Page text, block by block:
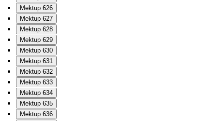
Mektup 626
Mektup 627
Mektup 628
Mektup 629
Mektup 630
Mektup 631
Mektup 632
Mektup 633
Mektup 634
Mektup 635
Mektup 636